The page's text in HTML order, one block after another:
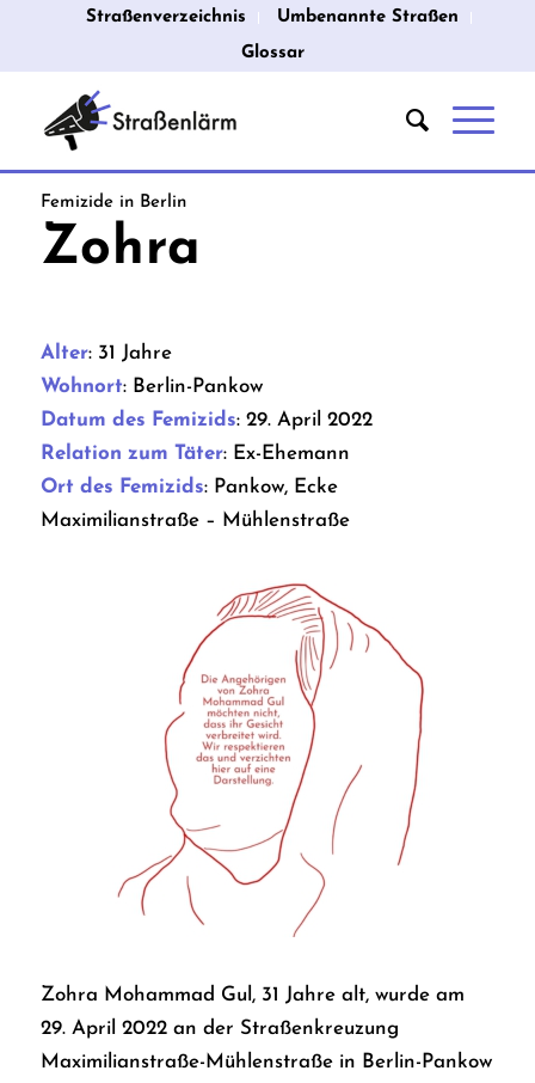
Straßenverzeichnis
Umbenannte Straßen
Glossar
Femizide in Berlin
Zohra
Alter: 31 Jahre
Wohnort: Berlin-Pankow
Datum des Femizids: 29. April 2022
Relation zum Täter: Ex-Ehemann
Ort des Femizids: Pankow, Ecke
Maximilianstraße – Mühlenstraße
Zohra Mohammad Gul, 31 Jahre alt, wurde am
29. April 2022 an der Straßenkreuzung
Maximilianstraße-Mühlenstraße in Berlin-Pankow